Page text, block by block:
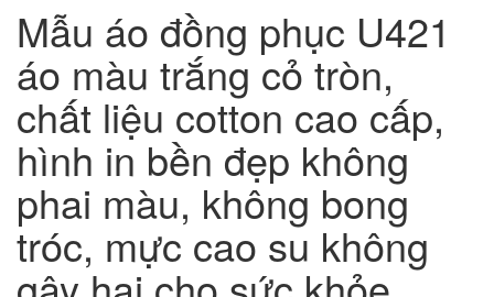
Mẫu áo đồng phục U421
áo màu trắng cỏ tròn,
chất liệu cotton cao cấp,
hình in bền đẹp không
phai màu, không bong
tróc, mực cao su không